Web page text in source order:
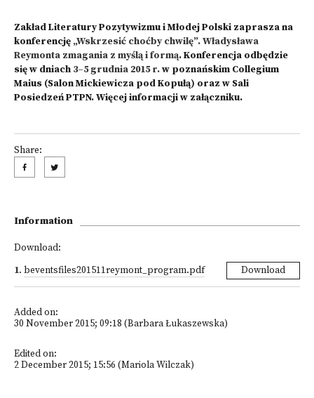
Zakład Literatury Pozytywizmu i Młodej Polski zaprasza na
konferencję „Wskrzesić choćby chwilę”. Władysława
Reymonta zmagania z myślą i formą. Konferencja odbędzie
się w dniach 3–5 grudnia 2015 r.w poznańskim Collegium
Maius (Salon Mickiewicza pod Kopułą) oraz w Sali
Posiedzeń PTPN. Więcej informacji w załączniku.
Share:
Information
Download:
1. beventsfiles201511reymont_program.pdf Download
Added on:
30 November 2015; 09:18 (Barbara Łukaszewska)
Edited on:
2 December 2015; 15:56 (Mariola Wilczak)